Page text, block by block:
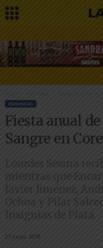
Inicio Fiesta anual de
MERINDAD
Fiesta anual
Sangre en
Lourdes Sesma
mientras que
Javier Jiménez,
Ochoa y Pilar
Insignias de Plata
27 junio, 2018